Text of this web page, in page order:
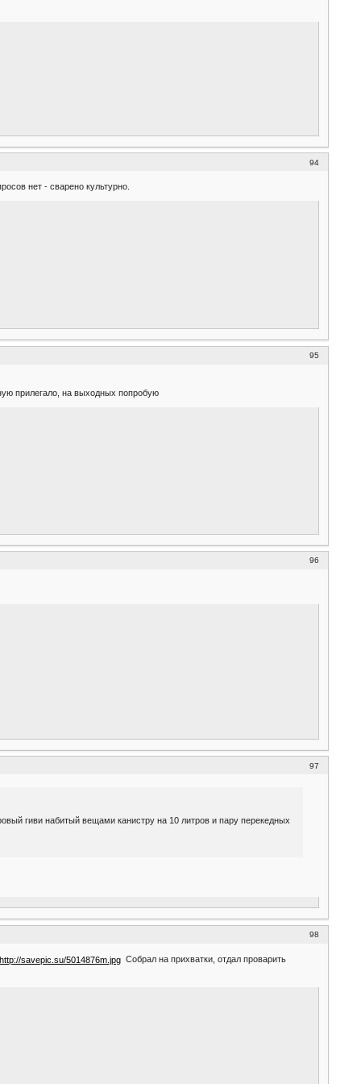
94
нет - сварено культурно.
95
прилегало, на выходных попробую
96
97
гиви набитый вещами канистру на 10 литров и пару перекедных
98
Собрал на прихватки, отдал проварить